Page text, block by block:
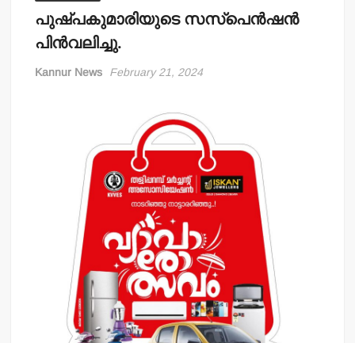
പുഷ്പകുമാരിയുടെ സസ്‌പെന്‍ഷന്‍
പിന്‍വലിച്ചു.
Kannur News February 21, 2024